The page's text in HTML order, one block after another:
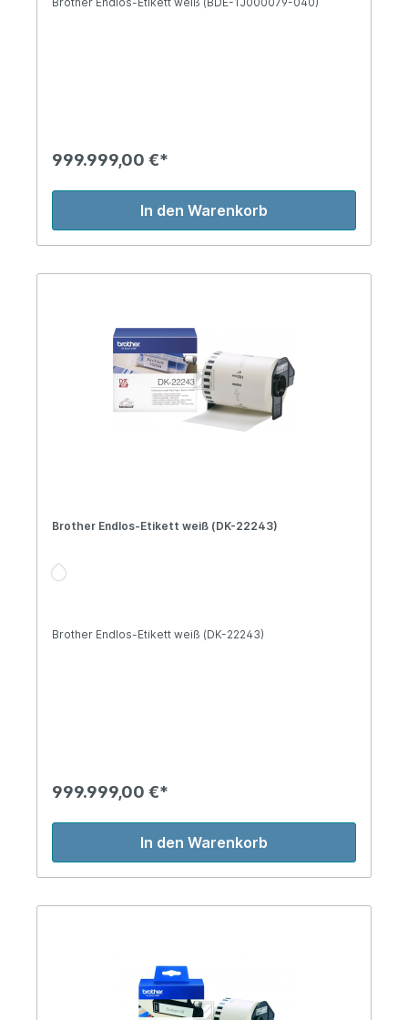
999.999,00 €*
In den Warenkorb
Brother Endlos-Etikett weiß (DK-22243)
Brother Endlos-Etikett weiß (DK-22243)
999.999,00 €*
In den Warenkorb